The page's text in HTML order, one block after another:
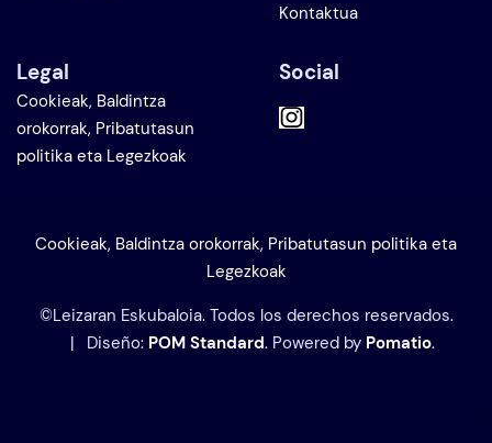
Kontaktua
Legal
Cookieak, Baldintza
orokorrak, Pribatutasun
politika eta Legezkoak
Social
Cookieak, Baldintza orokorrak, Pribatutasun politika eta
Legezkoak
©Leizaran Eskubaloia. Todos los derechos reservados.
| Diseño: POM Standard. Powered by Pomatio.